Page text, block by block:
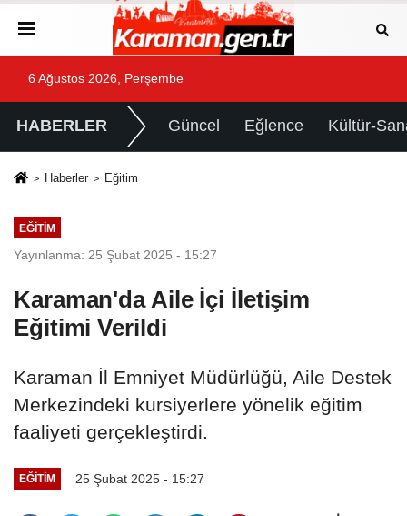
6 Ağustos 2026, Perşembe
HABERLER Güncel Eğlence Kültür-
Haberler Eğitim
EĞITIM
Yayınlanma: 25 Şubat 2025 - 15:27
Karaman'da Aile İçi İletişim
Eğitimi Verildi
Karaman İl Emniyet Müdürlüğü, Aile Destek
Merkezindeki kursiyerlere yönelik eğitim
faaliyeti gerçekleştirdi.
EĞITIM 25 Şubat 2025 - 15:27